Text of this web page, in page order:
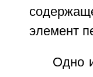
элемент
Одно